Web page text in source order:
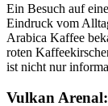
Ein Besuch auf
Eindruck vom
Arabica Kaffee
roten
ist nicht nur
Vulkan